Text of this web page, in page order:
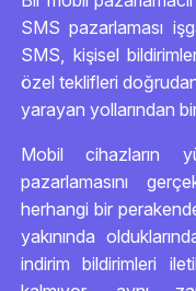
SMS pazarlaması
SMS, kişisel
özel teklifleri
yarayan yollarından
Mobil cihazların
pazarlamasını
herhangi bir
yakınında
indirim bildirimleri